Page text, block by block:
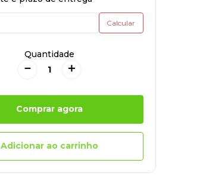
Quantidade
＋
－
Comprar agora
Adicionar ao carrinho